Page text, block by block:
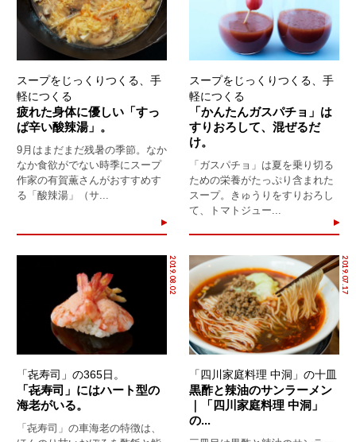
スープをじっくりつくる、手
軽につくる
疲れた身体に優しい「すっ
ぱ辛い酸辣湯」。
9月はまだまだ残暑の季節。なか
なか食欲がでない時季にスープ
作家の有賀薫さんがおすすめす
る「酸辣湯」（サ...
スープをじっくりつくる、手
軽につくる
「かんたんガスパチョ」は
すりおろして、混ぜるだ
け。
「ガスパチョ」は夏を乗り切る
ための栄養がたっぷり含まれた
スープ。きゅうりをすりおろし
て、トマトジュー...
2019.08.02
「㐂寿司」の365日。
「㐂寿司」にはハート型の
海老がいる。
「㐂寿司」の車海老の特徴は、
2019.07.17
「四川家庭料理 中洞」の十皿
黒酢と辣油のサンラーメン
｜「四川家庭料理 中洞」
の...